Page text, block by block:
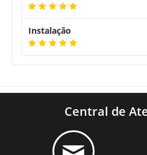
Instalação
Central de